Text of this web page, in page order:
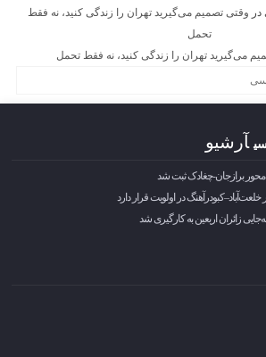
در وقتی تصمیم می‌گیرید تهران را زندگی کنید، نه فقط
تحمل
می‌گیرید تهران را زندگی کنید، نه فقط تحمل
آرشیو
برازجان-چغادک ثبت شد